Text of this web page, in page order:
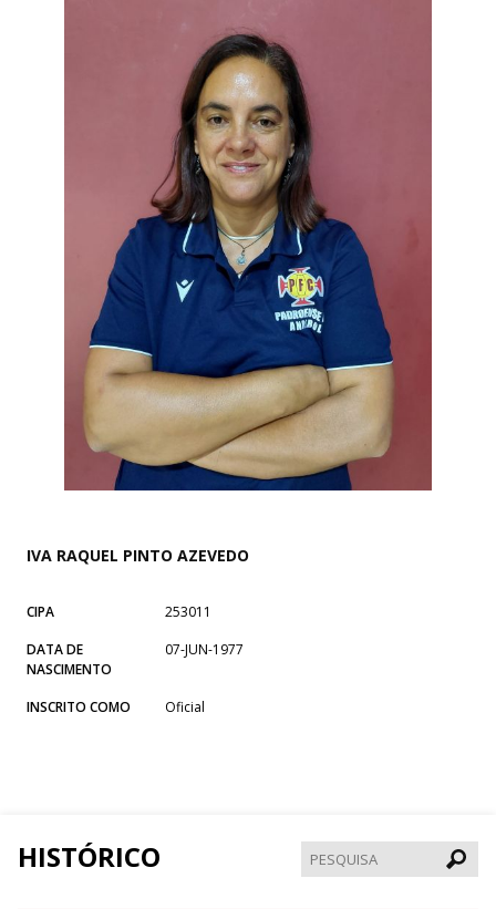
IVA RAQUEL PINTO AZEVEDO
CIPA
253011
DATA DE
NASCIMENTO
07-JUN-1977
INSCRITO COMO Oficial
HISTÓRICO